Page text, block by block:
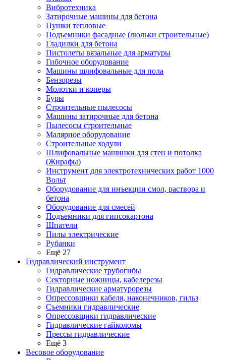
Вибротехника
Затирочные машины для бетона
Пушки тепловые
Подъемники фасадные (люльки строительные)
Гладилки для бетона
Пистолеты вязальные для арматуры
Гибочное оборудование
Машины шлифовальные для пола
Бензорезы
Молотки и коперы
Буры
Строительные пылесосы
Машины затирочные для бетона
Пылесосы строительные
Малярное оборудование
Строительные ходули
Шлифовальные машинки для стен и потолка
(Жирафы)
Инструмент для электротехнических работ 1000
Вольт
Оборудование для инъекции смол, раствора и
бетона
Оборудование для смесей
Подъемники для гипсокартона
Шпатели
Пилы электрические
Рубанки
Ещё 27
Гидравлический инструмент
Гидравлические трубогибы
Секторные ножницы, кабелерезы
Гидравлические арматурорезы
Опрессовщики кабеля, наконечников, гильз
Съемники гидравлические
Опрессовщики гидравлические
Гидравлические гайколомы
Прессы гидравлические
Ещё 3
Весовое оборудование